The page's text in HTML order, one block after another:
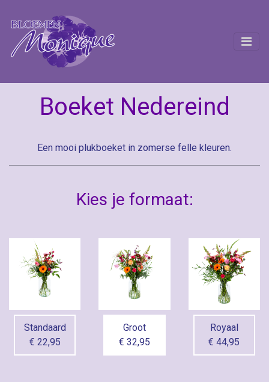
Boeket Nedereind
Een mooi plukboeket in zomerse felle kleuren.
Kies je formaat:
Standaard
€ 22,95
Groot
€ 32,95
Royaal
€ 44,95